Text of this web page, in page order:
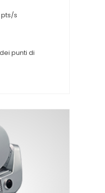
pts/s
punti di